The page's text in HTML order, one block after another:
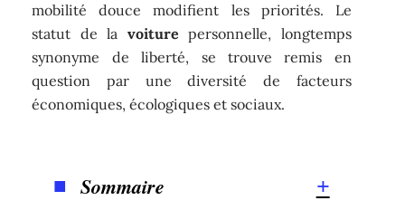
mobilité douce modifient les priorités. Le
statut de la voiture personnelle, longtemps
synonyme de liberté, se trouve remis en
question par une diversité de facteurs
économiques, écologiques et sociaux.
Sommaire